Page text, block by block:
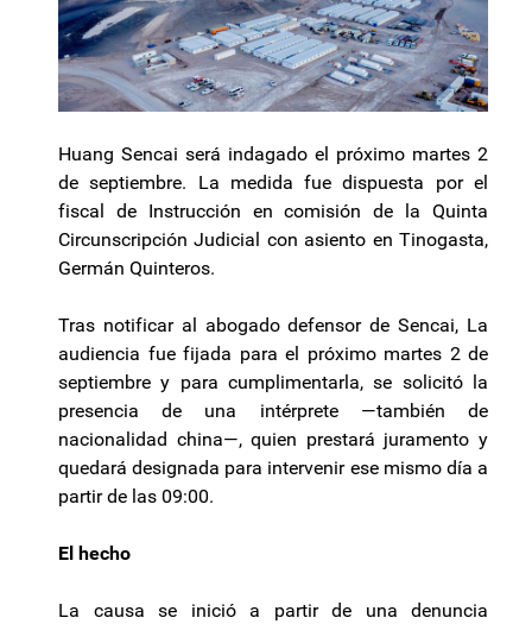
Huang Sencai será indagado el próximo martes 2
de septiembre. La medida fue dispuesta por el
fiscal de Instrucción en comisión de la Quinta
Circunscripción Judicial con asiento en Tinogasta,
Germán Quinteros.
Tras notificar al abogado defensor de Sencai, La
audiencia fue fijada para el próximo martes 2 de
septiembre y para cumplimentarla, se solicitó la
presencia de una intérprete —también de
nacionalidad china—, quien prestará juramento y
quedará designada para intervenir ese mismo día a
partir de las 09:00.
El hecho
La causa se inició a partir de una denuncia